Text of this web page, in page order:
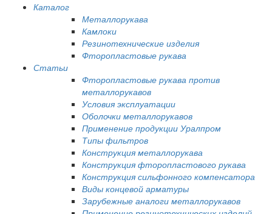
Каталог
Металлорукава
Камлоки
Резинотехнические изделия
Фторопластовые рукава
Статьи
Фторопластовые рукава против
металлорукавов
Условия эксплуатации
Оболочки металлорукавов
Применение продукции Уралпром
Типы фильтров
Конструкция металлорукава
Конструкция фторопластового рукава
Конструкция сильфонного компенсатора
Виды концевой арматуры
Зарубежные аналоги металлорукавов